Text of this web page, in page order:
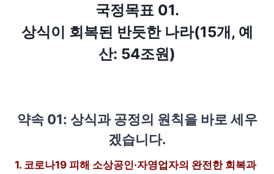
국정목표 01.
상식이 회복된 반듯한 나라(15개, 예
산: 54조원)
약속 01: 상식과 공정의 원칙을 바로 세우
겠습니다.
1. 코로나19 피해 소상공인·자영업자의 완전한 회복과